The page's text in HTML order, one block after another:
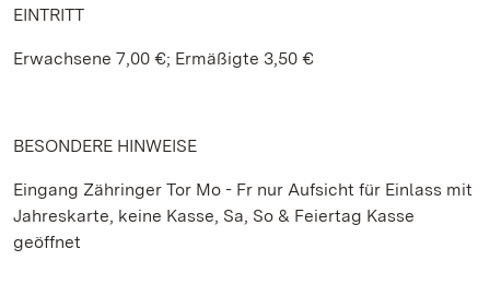
EINTRITT
Erwachsene 7,00 €; Ermäßigte 3,50 €
BESONDERE HINWEISE
Eingang Zähringer Tor Mo - Fr nur Aufsicht für Einlass mit
Jahreskarte, keine Kasse, Sa, So & Feiertag Kasse
geöffnet